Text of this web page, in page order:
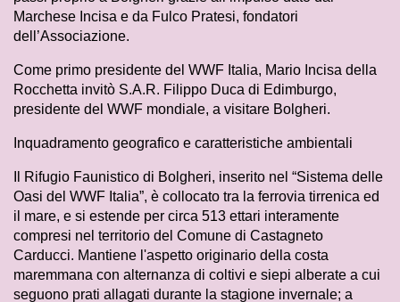
Marchese Incisa e da Fulco Pratesi, fondatori
dell’Associazione.
Come primo presidente del WWF Italia, Mario Incisa della
Rocchetta invitò S.A.R. Filippo Duca di Edimburgo,
presidente del WWF mondiale, a visitare Bolgheri.
Inquadramento geografico e caratteristiche ambientali
Il Rifugio Faunistico di Bolgheri, inserito nel “Sistema delle
Oasi del WWF Italia”, è collocato tra la ferrovia tirrenica ed
il mare, e si estende per circa 513 ettari interamente
compresi nel territorio del Comune di Castagneto
Carducci. Mantiene l'aspetto originario della costa
maremmana con alternanza di coltivi e siepi alberate a cui
seguono prati allagati durante la stagione invernale; a